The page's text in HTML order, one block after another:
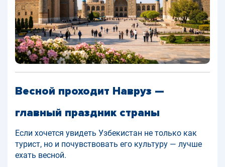
Весной проходит Навруз —
главный праздник страны
Если хочется увидеть Узбекистан не только как
турист, но и почувствовать его культуру — лучше
ехать весной.